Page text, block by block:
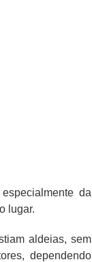
da
lugar.
aldeias, sem
dependendo